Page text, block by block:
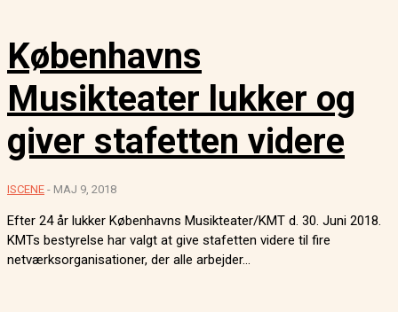
Københavns
Musikteater lukker og
giver stafetten videre
ISCENE - MAJ 9, 2018
Efter 24 år lukker Københavns Musikteater/KMT d. 30. Juni 2018.
KMTs bestyrelse har valgt at give stafetten videre til fire
netværksorganisationer, der alle arbejder...